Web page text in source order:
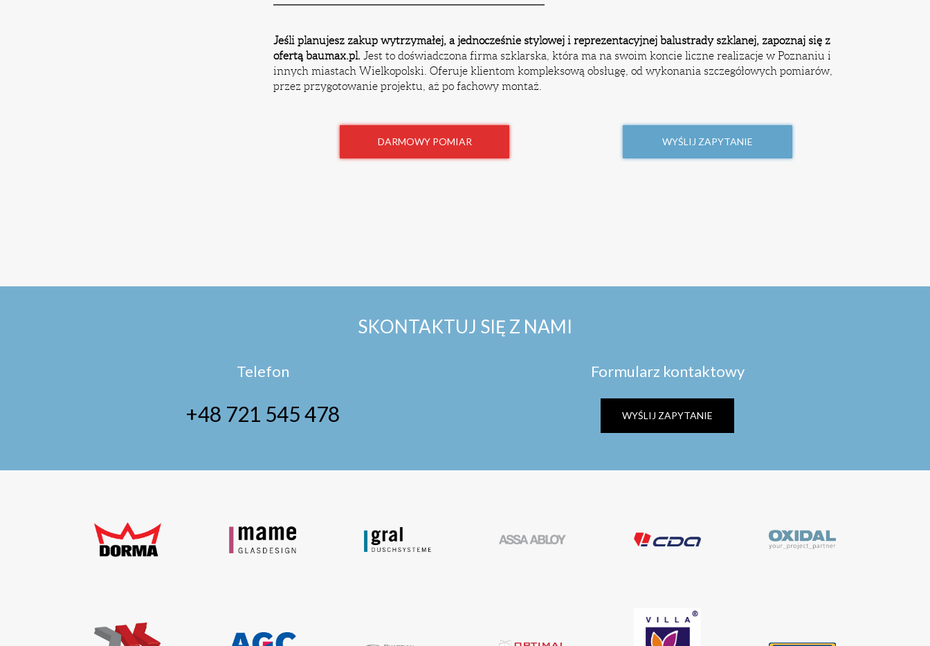
Jeśli planujesz zakup wytrzymałej, a jednocześnie stylowej i reprezentacyjnej balustrady szklanej, zapoznaj się z
ofertą baumax.pl. Jest to doświadczona firma szklarska, która ma na swoim koncie liczne realizacje w Poznaniu i
innych miastach Wielkopolski. Oferuje klientom kompleksową obsługę, od wykonania szczegółowych pomiarów,
przez przygotowanie projektu, aż po fachowy montaż.
DARMOWY POMIAR WYŚLIJ ZAPYTANIE
SKONTAKTUJ SIĘ Z NAMI
Telefon
+48 721 545 478
Formularz kontaktowy
WYŚLIJ ZAPYTANIE